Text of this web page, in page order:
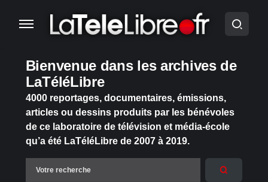
Bienvenue dans les archives de
LaTéléLibre
4000 reportages, documentaires, émissions,
articles ou dessins produits par les bénévoles
de ce laboratoire de télévision et média-école
qu’a été LaTéléLibre de 2007 à 2019.